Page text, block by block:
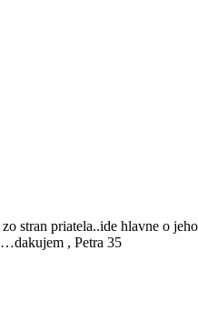
stran priatela..ide hlavne o
, Petra 35